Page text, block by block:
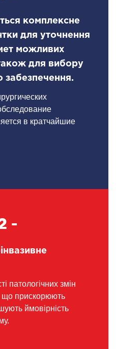
комплексне
для уточнення
можливих
для вибору
забезпечення.
в кратчайшие
-
патологічних змін
що прискорюють
ймовірність